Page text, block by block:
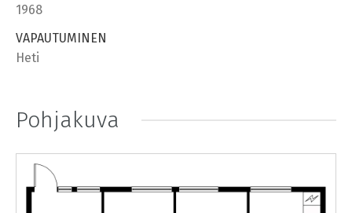
1968
VAPAUTUMINEN
Heti
Pohjakuva